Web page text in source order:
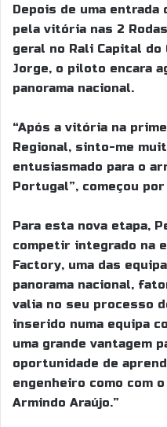
Depois de uma entrada
pela vitória nas 2
geral no Rali Capital do
Jorge, o piloto encara
panorama nacional.
“Após a vitória na
Regional, sinto-me
entusiasmado para o
Portugal”, começou
Para esta nova etapa,
competir integrado na
Factory, uma das
panorama nacional,
valia no seu processo
inserido numa equipa
uma grande vantagem
oportunidade de
engenheiro como com
Armindo Araújo.”